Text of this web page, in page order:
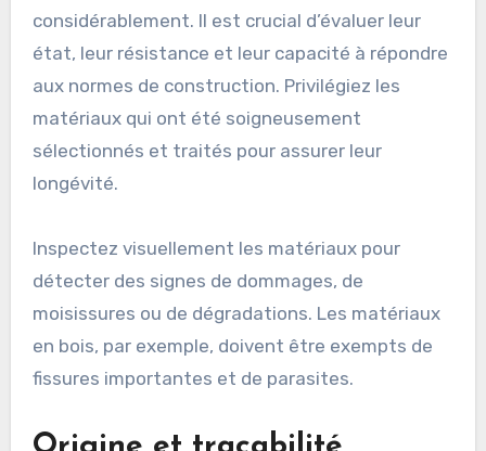
considérablement. Il est crucial d’évaluer leur
état, leur résistance et leur capacité à répondre
aux normes de construction. Privilégiez les
matériaux qui ont été soigneusement
sélectionnés et traités pour assurer leur
longévité.
Inspectez visuellement les matériaux pour
détecter des signes de dommages, de
moisissures ou de dégradations. Les matériaux
en bois, par exemple, doivent être exempts de
fissures importantes et de parasites.